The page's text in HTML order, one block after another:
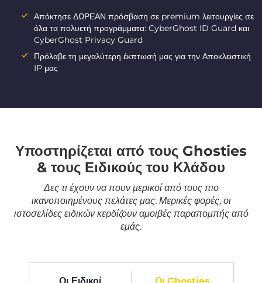
Απόκτησε ΔΩΡΕΑΝ πρόσβαση σε premium λειτουργίες σε
όλα τα πολυετή προγράμματα: CyberGhost ID Guard και
CyberGhost Privacy Guard
Πρόλαβε τη μεγαλύτερη έκπτωσή μας για την Αποκλειστική
IP μας
Υποστηρίζεται από τους Ghosties
& τους Ειδικούς του Κλάδου
Δες τι έχουν να πουν μερικοί από τους πιο
ικανοποιημένους πελάτες μας. Μερικές φορές, οι
ιστοσελίδες ειδικών κερδίζουν αμοιβές παραπομπής από
εμάς.